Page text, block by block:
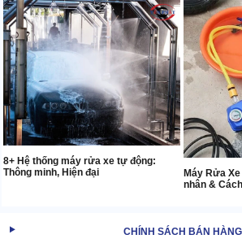
8+ Hệ thống máy rửa xe tự động:
Thông minh, Hiện đại
Máy Rửa
nhân &
CHÍNH SÁCH BÁN HÀNG